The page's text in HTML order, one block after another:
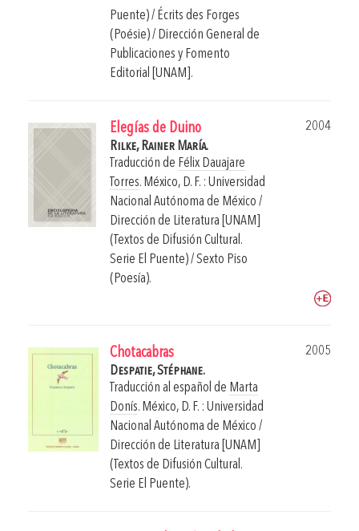
Puente) / Écrits des Forges
(Poésie) / Dirección General de
Publicaciones y Fomento
Editorial [UNAM].
Elegías de Duino
2004
Rilke, Rainer María.
Traducción de Félix Dauajare
Torres. México, D. F. : Universidad
Nacional Autónoma de México /
Dirección de Literatura [UNAM]
(Textos de Difusión Cultural.
Serie El Puente) / Sexto Piso
(Poesía).
Chotacabras
2005
Despatie, Stéphane.
Traducción al español de Marta
Donís. México, D. F. : Universidad
Nacional Autónoma de México /
Dirección de Literatura [UNAM]
(Textos de Difusión Cultural.
Serie El Puente).